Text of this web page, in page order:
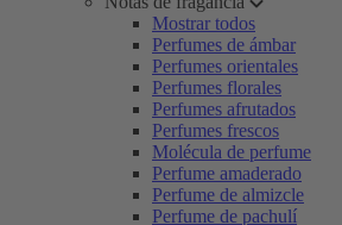
Mostrar todos
Perfumes de ámbar
Perfumes orientales
Perfumes florales
Perfumes afrutados
Perfumes frescos
Molécula de perfume
Perfume amaderado
Perfume de almizcle
Perfume de pachulí